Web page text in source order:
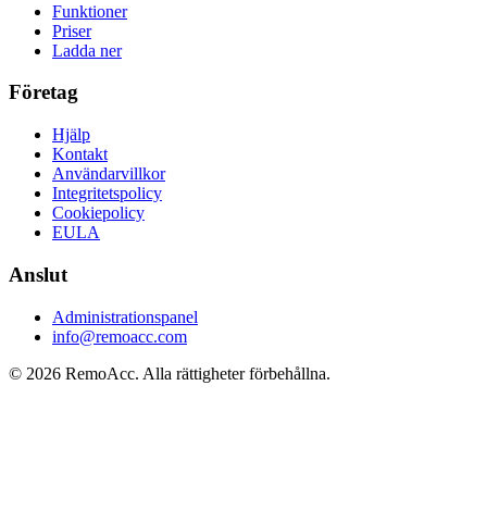
Funktioner
Priser
Ladda ner
Företag
Hjälp
Kontakt
Användarvillkor
Integritetspolicy
Cookiepolicy
EULA
Anslut
Administrationspanel
info@remoacc.com
© 2026 RemoAcc. Alla rättigheter förbehållna.